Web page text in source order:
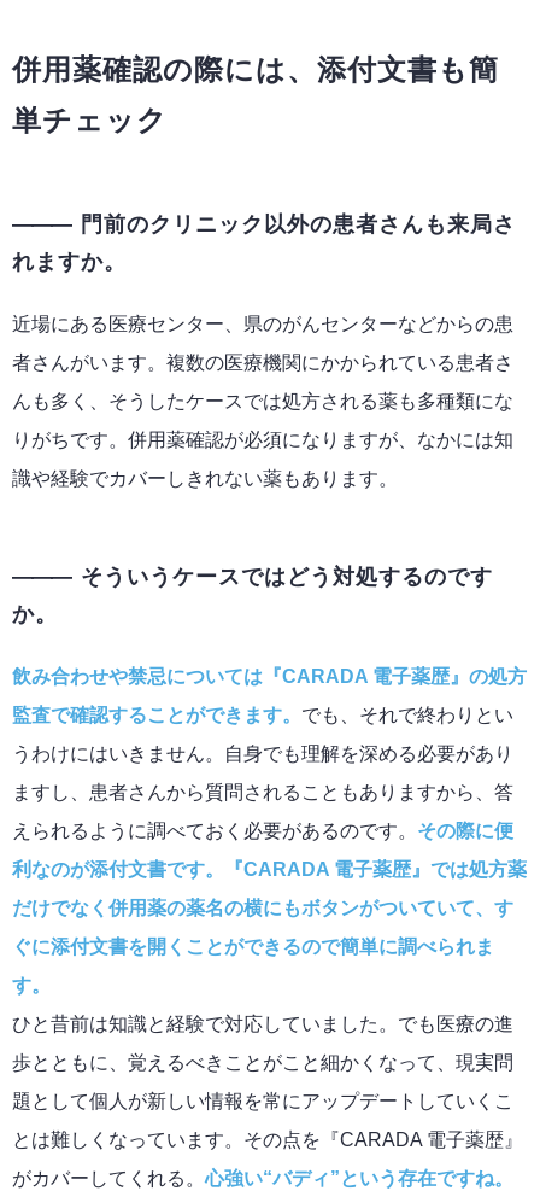
併用薬確認の際には、添付文書も簡
単チェック
門前のクリニック以外の患者さんも来局さ
れますか。
近場にある医療センター、県のがんセンターなどからの患
者さんがいます。複数の医療機関にかかられている患者さ
んも多く、そうしたケースでは処方される薬も多種類にな
りがちです。併用薬確認が必須になりますが、なかには知
識や経験でカバーしきれない薬もあります。
そういうケースではどう対処するのです
か。
飲み合わせや禁忌については『CARADA 電子薬歴』の処方
監査で確認することができます。 でも、それで終わりとい
うわけにはいきません。自身でも理解を深める必要があり
ますし、患者さんから質問されることもありますから、答
えられるように調べておく必要があるのです。 その際に便
利なのが添付文書です。『CARADA 電子薬歴』では処方薬
だけでなく併用薬の薬名の横にもボタンがついていて、す
ぐに添付文書を開くことができるので簡単に調べられま
す。
ひと昔前は知識と経験で対応していました。でも医療の進
歩とともに、覚えるべきことがこと細かくなって、現実問
題として個人が新しい情報を常にアップデートしていくこ
とは難しくなっています。その点を『CARADA 電子薬歴』
がカバーしてくれる。心強い“バディ”という存在ですね。